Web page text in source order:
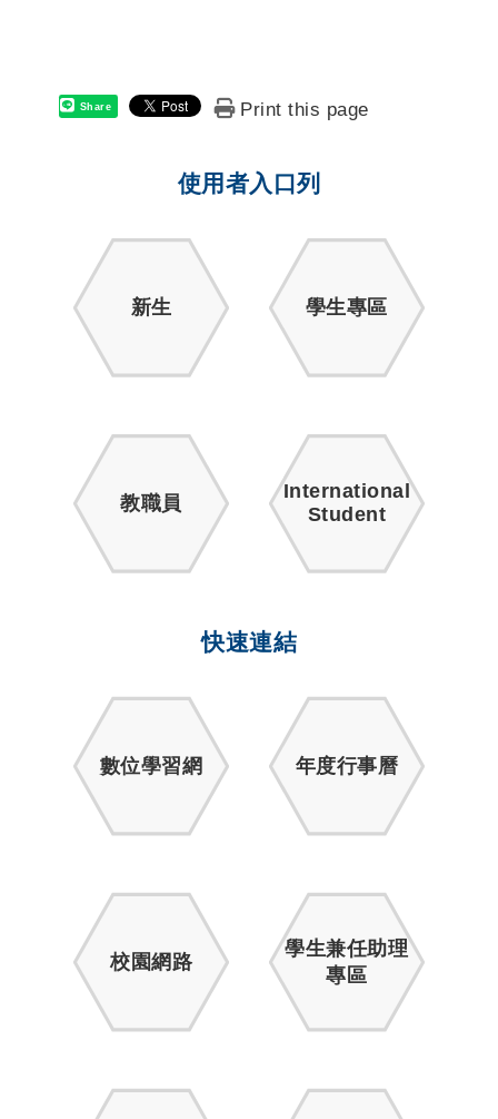
Share Print this page
使用者入口列
新生 學生專區
教職員
International
Student
快速連結
數位學習網 年度行事曆
校園網路
學生兼任助理
專區